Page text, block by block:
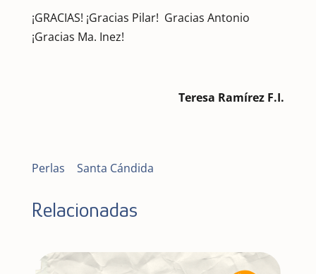
¡GRACIAS! ¡Gracias Pilar! Gracias Antonio
¡Gracias Ma. Inez!
Teresa Ramírez F.I.
Perlas Santa Cándida
Relacionadas